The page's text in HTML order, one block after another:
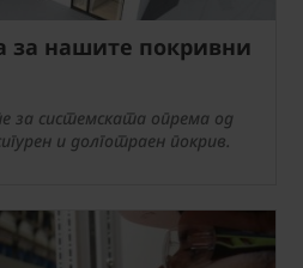
нашите покривни
за системската опрема од
и долготраен покрив.